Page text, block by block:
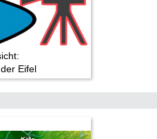
Eifel